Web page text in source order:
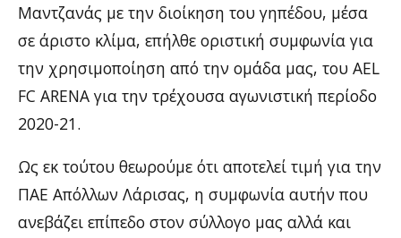
Μαντζανάς με την διοίκηση του γηπέδου, μέσα
σε άριστο κλίμα, επήλθε οριστική συμφωνία για
την χρησιμοποίηση από την ομάδα μας, του AEL
FC ARENA για την τρέχουσα αγωνιστική περίοδο
2020-21.
Ως εκ τούτου θεωρούμε ότι αποτελεί τιμή για την
ΠΑΕ Απόλλων Λάρισας, η συμφωνία αυτήν που
ανεβάζει επίπεδο στον σύλλογο μας αλλά και